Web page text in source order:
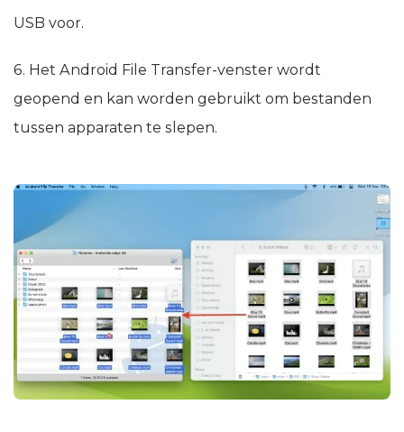
USB voor.
6. Het Android File Transfer-venster wordt
geopend en kan worden gebruikt om bestanden
tussen apparaten te slepen.